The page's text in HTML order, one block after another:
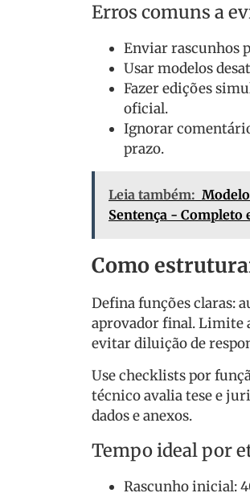
Erros comuns a
Enviar rascunhos
Usar modelos
Fazer edições
oficial.
Ignorar
prazo.
Leia também:
Sentença - Completo
Como
Defina funções claras:
aprovador final. Limite
evitar diluição de
Use checklists por
técnico avalia tese e
dados e anexos.
Tempo ideal por
Rascunho inicial: